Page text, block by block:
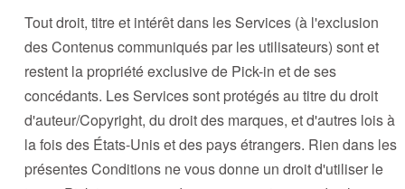
Tout droit, titre et intérêt dans les Services (à l'exclusion
des Contenus communiqués par les utilisateurs) sont et
restent la propriété exclusive de Pick-in et de ses
concédants. Les Services sont protégés au titre du droit
d'auteur/Copyright, du droit des marques, et d'autres lois à
la fois des États-Unis et des pays étrangers. Rien dans les
présentes Conditions ne vous donne un droit d'utiliser le